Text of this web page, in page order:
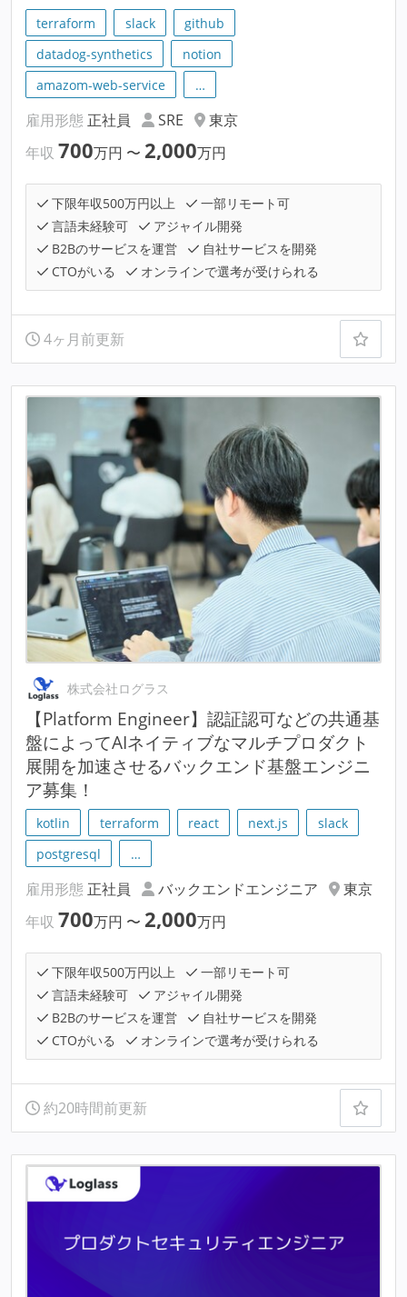
terraform slack
github
datadog-synthetics
notion
amazom-web-service
…
雇用形態 正社員 SRE
東京
年収 700万円 〜 2,000万円
下限年収500万円以上
一部リモート可
言語未経験可
アジャイル開発
B2Bのサービスを運営
自社サービスを開発
CTOがいる
オンラインで選考が受けられる
4ヶ月前更新
株式会社ログラス
【Platform Engineer】認証認可などの共通基
盤によってAIネイティブなマルチプロダクト
展開を加速させるバックエンド基盤エンジニ
ア募集！
kotlin terraform react next.js
slack
postgresql
…
雇用形態 正社員 バックエンドエンジニア
東京
年収 700万円 〜 2,000万円
下限年収500万円以上
一部リモート可
言語未経験可
アジャイル開発
B2Bのサービスを運営
自社サービスを開発
CTOがいる
オンラインで選考が受けられる
約20時間前更新